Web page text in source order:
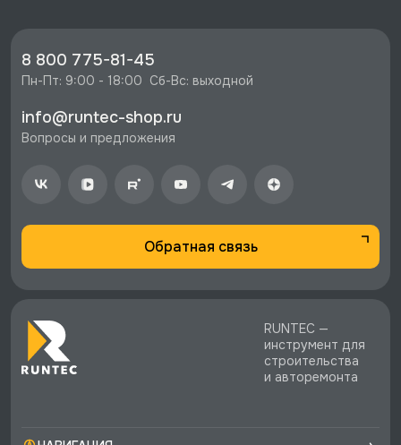
ящиками, экран 500, синий RAL 5005, RUNTEC,
RTI17Z-TI4-TI6-P17-5005 со скидкой - 102420
⚡️ Бесплатная доставка в Москве, Санкт-
Петербурге и по РФ, если она меньше 10%
♥️ Наличие товаров, Программа лояльности,
8 800 775-81-45
Пн-Пт: 9:00 - 18:00  Сб-Вс: выходной
info@runtec-shop.ru
Вопросы и предложения
Обратная связь
RUNTEC —
инструмент для
строительства
и авторемонта